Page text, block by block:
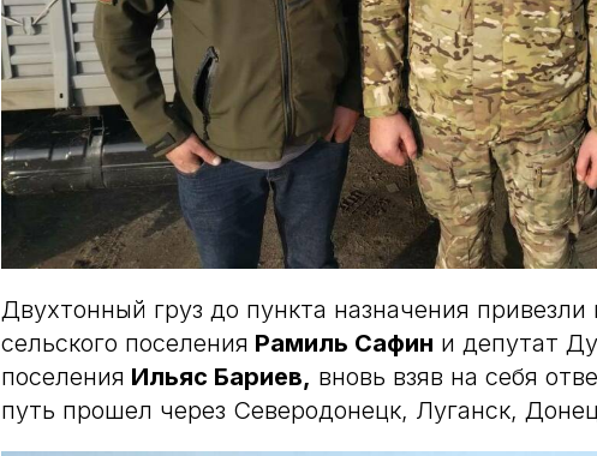
Двухтонный груз до пункта назначения привезли
сельского поселения Рамиль Сафин и депутат
поселения Ильяс Бариев, вновь взяв на себя
путь прошел через Северодонецк, Луганск,